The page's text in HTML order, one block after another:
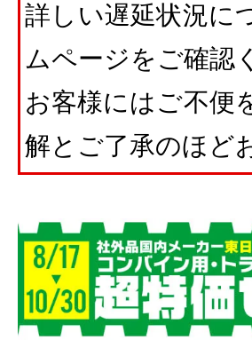
詳しい遅延状況に
ムページをご確認
お客様にはご不便
解とご了承のほど